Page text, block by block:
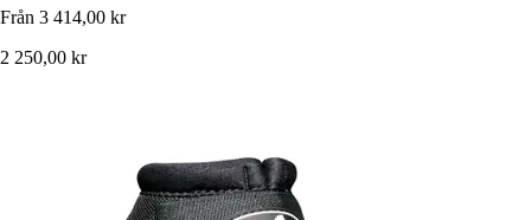
Från 3 414,00 kr
2 250,00 kr